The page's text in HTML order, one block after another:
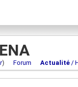
) Forum Actualité /